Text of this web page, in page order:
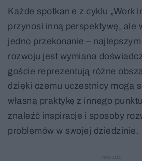
Każde spotkanie z cyklu „Work
przynosi inną perspektywę, ale
jedno przekonanie –
rozwoju jest wymiana
goście reprezentują różne
dzięki czemu uczestnicy mogą
własną praktykę z innego
znaleźć inspiracje i sposoby
problemów w swojej dziedzinie.